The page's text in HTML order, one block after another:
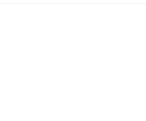
и родителю